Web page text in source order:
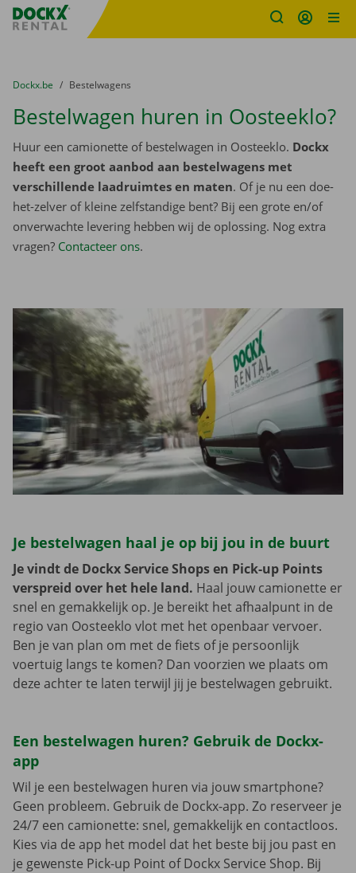
Fratello DEMO
U bevindt zich hier:
van
Dockx.be naar
Bestelwagens
Bestelwagen huren in Oosteeklo?
Huur een camionette of bestelwagen in Oosteeklo. Dockx
heeft een groot aanbod aan bestelwagens met
verschillende laadruimtes en maten. Of je nu een doe-
het-zelver of kleine zelfstandige bent? Bij een grote en/of
onverwachte levering hebben wij de oplossing. Nog extra
vragen? Contacteer ons.
Je bestelwagen haal je op bij jou in de buurt
Je vindt de Dockx Service Shops en Pick-up Points
verspreid over het hele land. Haal jouw camionette er
snel en gemakkelijk op. Je bereikt het afhaalpunt in de
regio van Oosteeklo vlot met het openbaar vervoer.
Ben je van plan om met de fiets of je persoonlijk
voertuig langs te komen? Dan voorzien we plaats om
deze achter te laten terwijl jij je bestelwagen gebruikt.
Een bestelwagen huren? Gebruik de Dockx-
app
Wil je een bestelwagen huren via jouw smartphone?
Geen probleem. Gebruik de Dockx-app. Zo reserveer je
24/7 een camionette: snel, gemakkelijk en contactloos.
Kies via de app het model dat het beste bij jou past en
je gewenste Pick-up Point of Dockx Service Shop. Bij